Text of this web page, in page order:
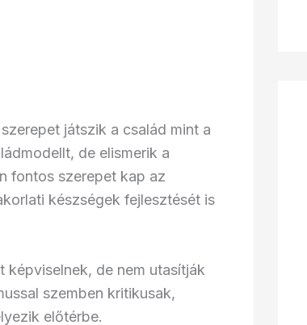
játszik a család mint a
de elismerik a
fontos szerepet kap az
készségek fejlesztését is
képviselnek, de nem utasítják
szemben kritikusak,
előtérbe.